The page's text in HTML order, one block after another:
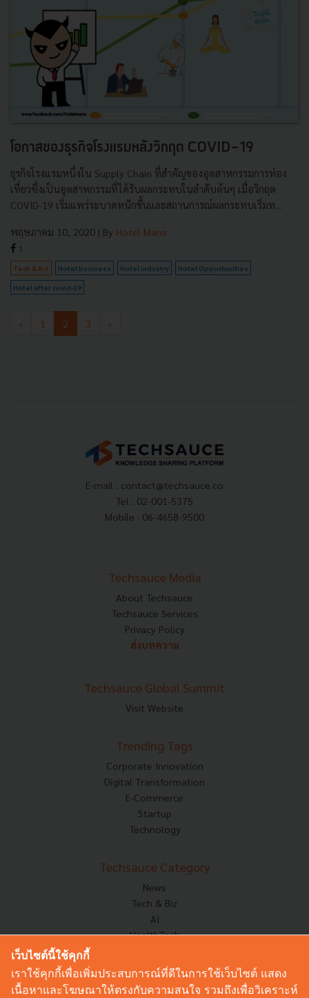
โอกาสของธุรกิจโรงแรมหลังวิกฤต COVID-19
ธุรกิจโรงแรมหนึ่งใน Supply Chain ที่สำคัญของอุตสาหกรรมการท่อง
เที่ยวซึ่งเป็นอุตสาหกรรมที่ได้รับผลกระทบในลำดับต้นๆ เมื่อวิกฤต
COVID-19 เริ่มแพร่ระบาดหนักขึ้นและสถานการณ์ผลกระทบเริ่มท...
พฤษภาคม 10, 2020 | By Hotel Mans
1
Tech & Biz Hotel business Hotel industry Hotel Opportunities
Hotel after covid-19
‹ 1 2 3 ›
E-mail : contact@techsauce.co
Tel : 02-001-5375
Mobile : 06-4658-9500
Techsauce Media
About Techsauce
Techsauce Services
Privacy Policy
ส่งบทความ
Techsauce Global Summit
Visit Website
Trending Tags
Corporate Innovation
Digital Transformation
E-Commerce
Startup
Technology
Techsauce Category
News
Tech & Biz
AI
HealthTech
Corp Innov
Saucy Thoughts
เว็บไซต์นี้ใช้คุกกี้
เราใช้คุกกี้เพื่อเพิ่มประสบการณ์ที่ดีในการใช้เว็บไซต์ แสดง
เนื้อหาและโฆษณาให้ตรงกับความสนใจ รวมถึงเพื่อวิเคราะห์